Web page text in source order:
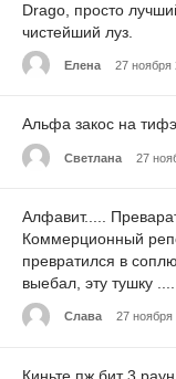
Drago, просто
чистейший луз.
Елена 27 ноября
Альфа закос на
Светлана 27
Алфавит.....
Коммерционный
превратился в
выебал, эту тушку ....
Слава 27 ноября